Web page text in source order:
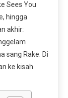
Sees You
hingga
akhir:
sang Rake. Di
ke kisah